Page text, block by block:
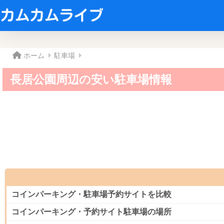
ホーム 駐車場
長居公園周辺の安い駐車場情報
コインパーキング・駐車場予約サイトを比較
コインパーキング・予約サイト駐車場の場所